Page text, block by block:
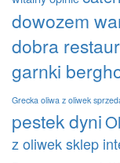
dowozem
dobra
garnki
Grecka oliwa z oliwek
pestek dyni
z oliwek sklep